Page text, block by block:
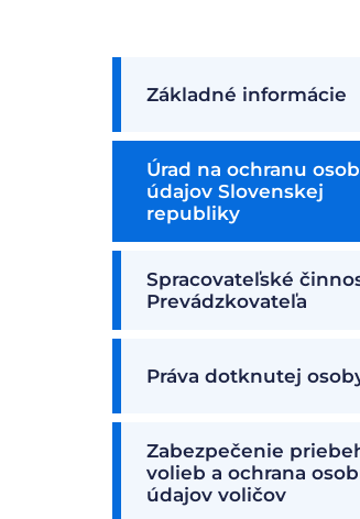
Základné informácie
Úrad na ochranu
údajov Slovenskej
republiky
Spracovateľské
Prevádzkovateľa
Práva dotknutej
Zabezpečenie
volieb a ochrana
údajov voličov